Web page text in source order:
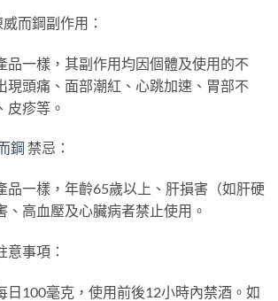
而鋼副作用：
品一樣，其副作用均因個體及使用的不
現頭痛、面部潮紅、心跳加速、胃部不
皮疹等。
鋼 禁忌：
品一樣，年齡65歲以上、肝損害（如肝硬
、高血壓及心臟病者禁止使用。
事項：
日100毫克，使用前後12小時內禁酒。如